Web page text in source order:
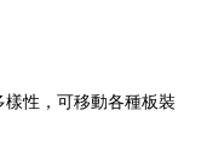
性，可移動各種板裝